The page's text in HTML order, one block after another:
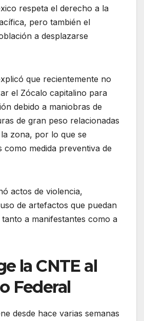
respeta el derecho a la
pero también el
a desplazarse
que recientemente no
el Zócalo capitalino para
debido a maniobras de
de gran peso relacionadas
zona, por lo que se
medida preventiva de
actos de violencia,
de artefactos que puedan
a manifestantes como a
la CNTE al
Federal
desde hace varias semanas